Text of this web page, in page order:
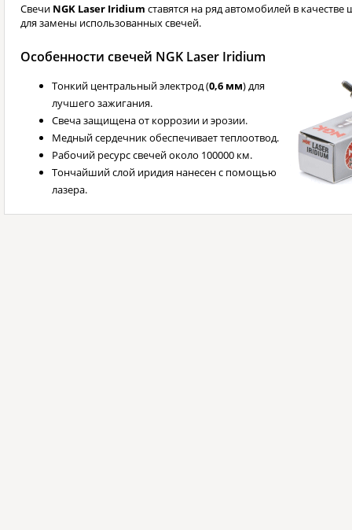
Свечи NGK Laser Iridium ставятся на ряд автомобилей в
для замены использованных свечей.
Особенности свечей NGK Laser Iridium
Тонкий центральный электрод (0,6 мм) для
лучшего зажигания.
Свеча защищена от коррозии и эрозии.
Медный сердечник обеспечивает теплоотвод.
Рабочий ресурс свечей около 100000 км.
Тончайший слой иридия нанесен с помощью
лазера.